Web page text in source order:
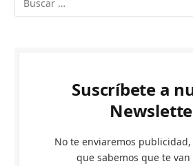
Suscríbete a
No te enviaremos
que sabemos que te van